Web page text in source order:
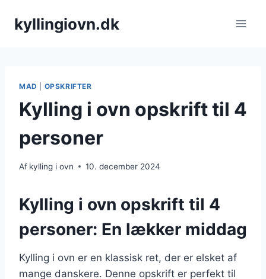
kyllingiovn.dk
MAD OPSKRIFTER
Kylling i ovn opskrift til 4
personer
Af kylling i ovn 10. december 2024
Kylling i ovn opskrift til 4
personer: En lækker middag
Kylling i ovn er en klassisk ret, der er elsket af
mange danskere. Denne opskrift er perfekt til